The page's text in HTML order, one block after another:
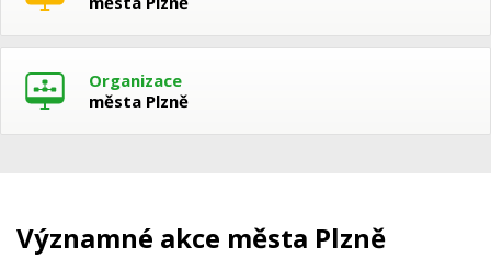
Organizace
města Plzně
Významné akce města Plzně